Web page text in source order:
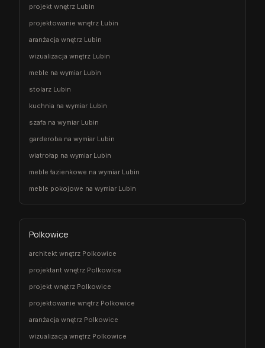
projekt wnętrz Lubin
projektowanie wnętrz Lubin
aranżacja wnętrz Lubin
wizualizacja wnętrz Lubin
meble na wymiar Lubin
stolarz Lubin
kuchnia na wymiar Lubin
szafa na wymiar Lubin
garderoba na wymiar Lubin
wiatrołap na wymiar Lubin
meble łazienkowe na wymiar Lubin
meble pokojowe na wymiar Lubin
Polkowice
architekt wnętrz Polkowice
projektant wnętrz Polkowice
projekt wnętrz Polkowice
projektowanie wnętrz Polkowice
aranżacja wnętrz Polkowice
wizualizacja wnętrz Polkowice